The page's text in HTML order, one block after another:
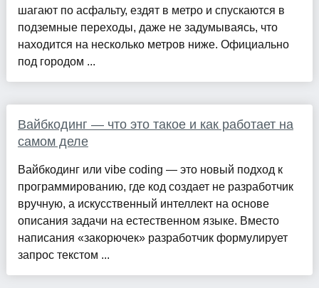
шагают по асфальту, ездят в метро и спускаются в
подземные переходы, даже не задумываясь, что
находится на несколько метров ниже. Официально
под городом ...
Вайбкодинг — что это такое и как работает на
самом деле
Вайбкодинг или vibe coding — это новый подход к
программированию, где код создает не разработчик
вручную, а искусственный интеллект на основе
описания задачи на естественном языке. Вместо
написания «закорючек» разработчик формулирует
запрос текстом ...